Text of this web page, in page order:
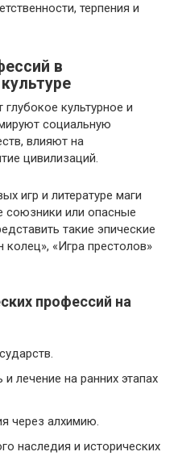
терпения и
в
культурное и
социальную
влияют на
цивилизаций.
игр и литературе маги
или опасные
такие эпические
колец», «Игра престолов»
профессий на
лечение на ранних этапах
через алхимию.
наследия и исторических